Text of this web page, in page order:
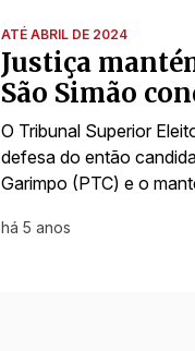
ATÉ ABRIL DE 2024
Justiça
São Simão
O Tribunal Superior
defesa do então
Garimpo (PTC) e o
há 5 anos